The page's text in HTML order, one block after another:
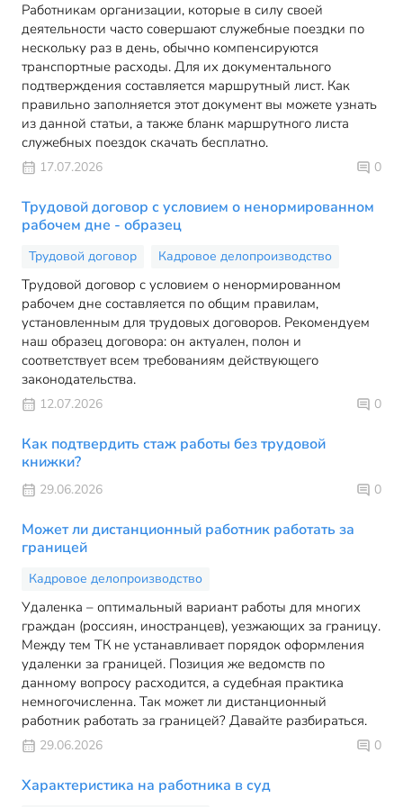
Работникам организации, которые в силу своей
деятельности часто совершают служебные поездки по
нескольку раз в день, обычно компенсируются
транспортные расходы. Для их документального
подтверждения составляется маршрутный лист. Как
правильно заполняется этот документ вы можете узнать
из данной статьи, а также бланк маршрутного листа
служебных поездок скачать бесплатно.
17.07.2026 0
Трудовой договор с условием о ненормированном
рабочем дне - образец
Трудовой договор Кадровое делопроизводство
Трудовой договор с условием о ненормированном
рабочем дне составляется по общим правилам,
установленным для трудовых договоров. Рекомендуем
наш образец договора: он актуален, полон и
соответствует всем требованиям действующего
законодательства.
12.07.2026 0
Как подтвердить стаж работы без трудовой
книжки?
29.06.2026 0
Может ли дистанционный работник работать за
границей
Кадровое делопроизводство
Удаленка – оптимальный вариант работы для многих
граждан (россиян, иностранцев), уезжающих за границу.
Между тем ТК не устанавливает порядок оформления
удаленки за границей. Позиция же ведомств по
данному вопросу расходится, а судебная практика
немногочисленна. Так может ли дистанционный
работник работать за границей? Давайте разбираться.
29.06.2026 0
Характеристика на работника в суд